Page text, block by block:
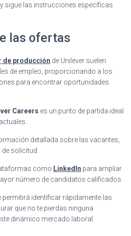
sigue las instrucciones específicas
las ofertas
de producción de Unilever suelen
de empleo, proporcionando a los
para encontrar oportunidades
Careers es un punto de partida ideal
detallada sobre las vacantes,
solicitud.
como LinkedIn para ampliar
número de candidatos calificados.
identificar rápidamente las
que no te pierdas ninguna
dinámico mercado laboral.